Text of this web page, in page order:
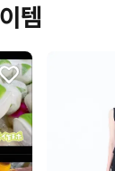
템